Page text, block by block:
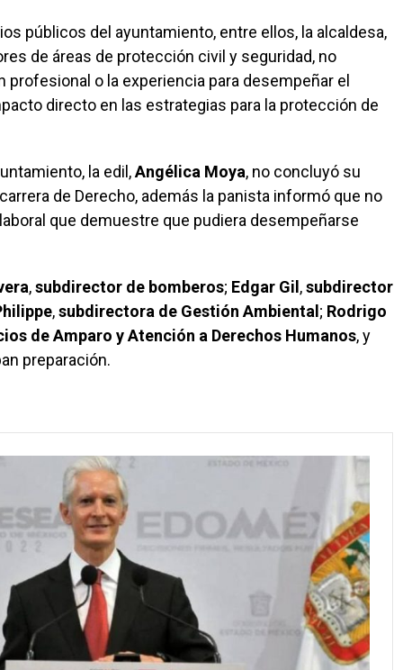
públicos del ayuntamiento, entre ellos, la alcaldesa,
de áreas de protección civil y seguridad, no
profesional o la experiencia para desempeñar el
directo en las estrategias para la protección de
la edil,Angélica Moya, no concluyó su
de Derecho, además la panista informó que no
que demuestre que pudiera desempeñarse
,subdirector de bomberos; Edgar Gil,subdirector
,subdirectora de Gestión Ambiental; Rodrigo
de Amparo y Atención a Derechos Humanos, y
preparación.